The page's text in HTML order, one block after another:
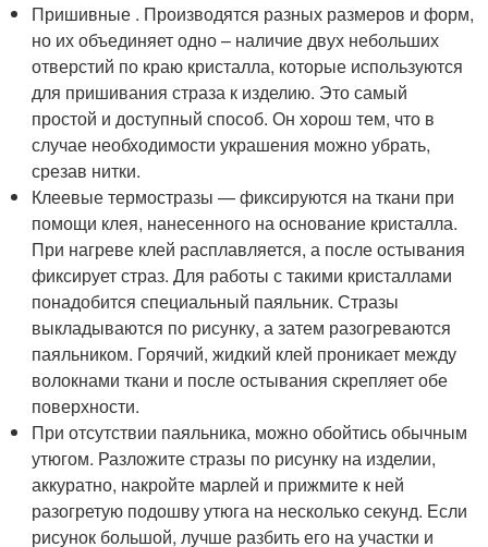
Пришивные . Производятся разных размеров и форм,
но их объединяет одно – наличие двух небольших
отверстий по краю кристалла, которые используются
для пришивания страза к изделию. Это самый
простой и доступный способ. Он хорош тем, что в
случае необходимости украшения можно убрать,
срезав нитки.
Клеевые термостразы — фиксируются на ткани при
помощи клея, нанесенного на основание кристалла.
При нагреве клей расплавляется, а после остывания
фиксирует страз. Для работы с такими кристаллами
понадобится специальный паяльник. Стразы
выкладываются по рисунку, а затем разогреваются
паяльником. Горячий, жидкий клей проникает между
волокнами ткани и после остывания скрепляет обе
поверхности.
При отсутствии паяльника, можно обойтись обычным
утюгом. Разложите стразы по рисунку на изделии,
аккуратно, накройте марлей и прижмите к ней
разогретую подошву утюга на несколько секунд. Если
рисунок большой, лучше разбить его на участки и